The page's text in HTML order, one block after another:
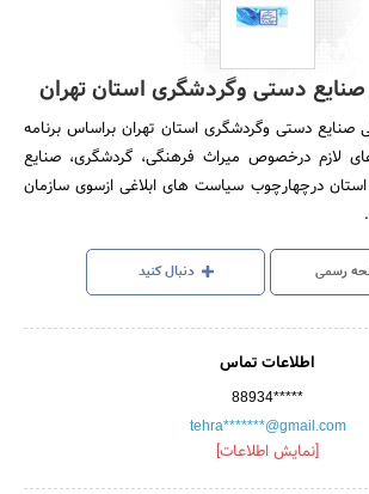
دستی وگردشگری استان تهران
صنایع دستی وگردشگری استان تهران براساس برنامه
لازم درخصوص میراث فرهنگی، گردشگری، صنایع
درچهارچوب سیاست های ابلاغی ازسوی سازمان
رسمی دنبال کنید
اطلاعات تماس
88934*****
tehra*******@gmail.com
[نمایش اطلاعات]